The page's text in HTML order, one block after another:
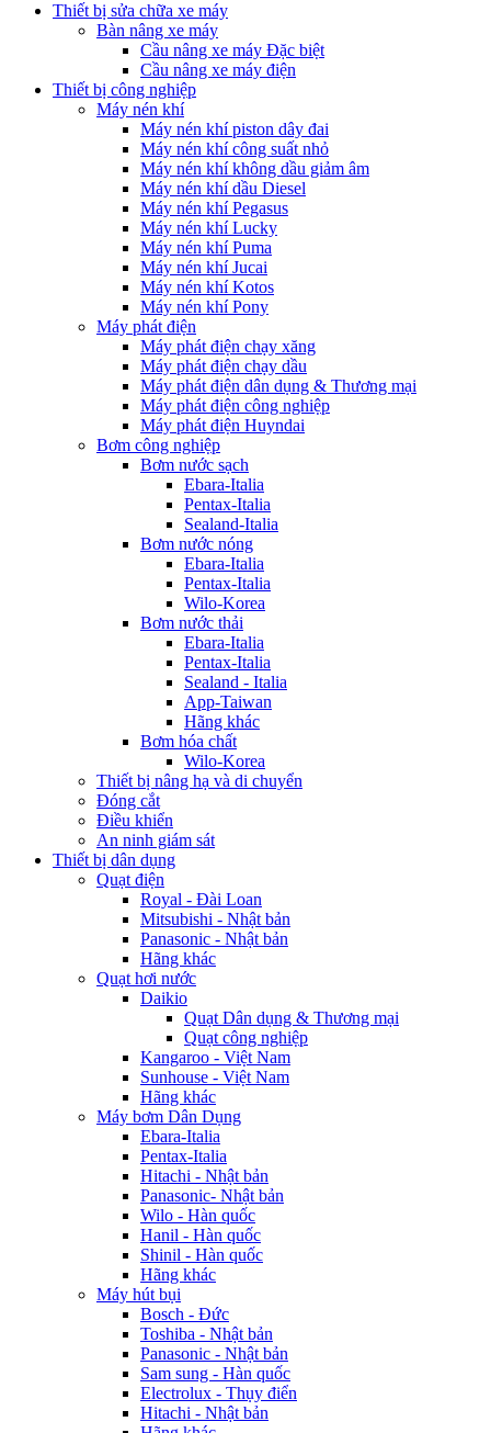
Thiết bị sửa chữa xe máy
Bàn nâng xe máy
Cầu nâng xe máy Đặc biệt
Cầu nâng xe máy điện
Thiết bị công nghiệp
Máy nén khí
Máy nén khí piston dây đai
Máy nén khí công suất nhỏ
Máy nén khí không dầu giảm âm
Máy nén khí dầu Diesel
Máy nén khí Pegasus
Máy nén khí Lucky
Máy nén khí Puma
Máy nén khí Jucai
Máy nén khí Kotos
Máy nén khí Pony
Máy phát điện
Máy phát điện chạy xăng
Máy phát điện chạy dầu
Máy phát điện dân dụng & Thương mại
Máy phát điện công nghiệp
Máy phát điện Huyndai
Bơm công nghiệp
Bơm nước sạch
Ebara-Italia
Pentax-Italia
Sealand-Italia
Bơm nước nóng
Ebara-Italia
Pentax-Italia
Wilo-Korea
Bơm nước thải
Ebara-Italia
Pentax-Italia
Sealand - Italia
App-Taiwan
Hãng khác
Bơm hóa chất
Wilo-Korea
Thiết bị nâng hạ và di chuyển
Đóng cắt
Điều khiển
An ninh giám sát
Thiết bị dân dụng
Quạt điện
Royal - Đài Loan
Mitsubishi - Nhật bản
Panasonic - Nhật bản
Hãng khác
Quạt hơi nước
Daikio
Quạt Dân dụng & Thương mại
Quạt công nghiệp
Kangaroo - Việt Nam
Sunhouse - Việt Nam
Hãng khác
Máy bơm Dân Dụng
Ebara-Italia
Pentax-Italia
Hitachi - Nhật bản
Panasonic- Nhật bản
Wilo - Hàn quốc
Hanil - Hàn quốc
Shinil - Hàn quốc
Hãng khác
Máy hút bụi
Bosch - Đức
Toshiba - Nhật bản
Panasonic - Nhật bản
Sam sung - Hàn quốc
Electrolux - Thụy điển
Hitachi - Nhật bản